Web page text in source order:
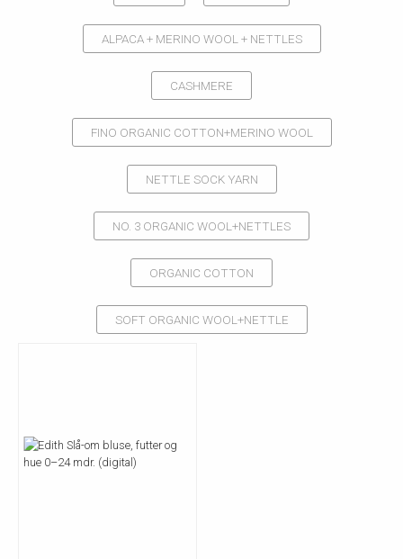
ALPACA + MERINO WOOL + NETTLES
CASHMERE
FINO ORGANIC COTTON+MERINO WOOL
NETTLE SOCK YARN
NO. 3 ORGANIC WOOL+NETTLES
ORGANIC COTTON
SOFT ORGANIC WOOL+NETTLE